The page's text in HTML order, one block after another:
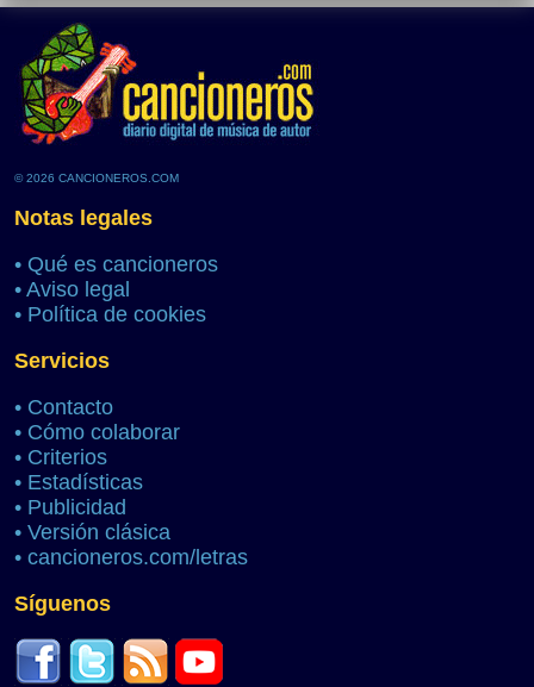
© 2026 CANCIONEROS.COM
Notas legales
• Qué es cancioneros
• Aviso legal
• Política de cookies
Servicios
• Contacto
• Cómo colaborar
• Criterios
• Estadísticas
• Publicidad
• Versión clásica
• cancioneros.com/letras
Síguenos